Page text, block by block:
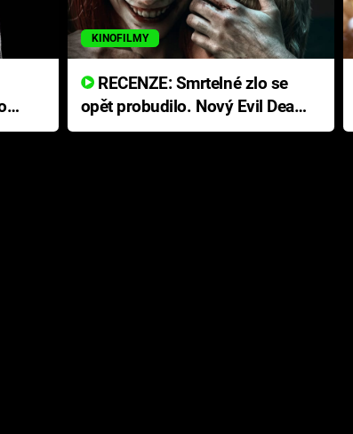
KINOFILMY
RECENZE: Smrtelné zlo se
opět probudilo. Nový Evil Dead
přichází s neodolatelnou